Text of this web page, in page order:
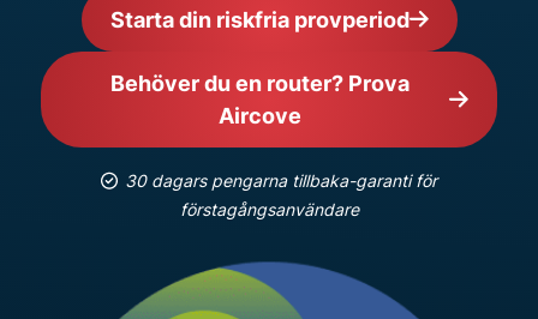
Starta din riskfria provperiod
Behöver du en router? Prova
Aircove
30 dagars pengarna tillbaka-garanti för
förstagångsanvändare